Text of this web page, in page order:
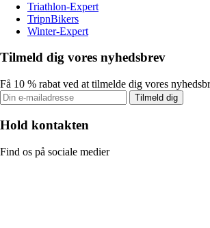
Triathlon-Expert
TripnBikers
Winter-Expert
Tilmeld dig vores nyhedsbrev
Få 10 % rabat ved at tilmelde dig vores
Tilmeld dig
Hold kontakten
Find os på sociale medier